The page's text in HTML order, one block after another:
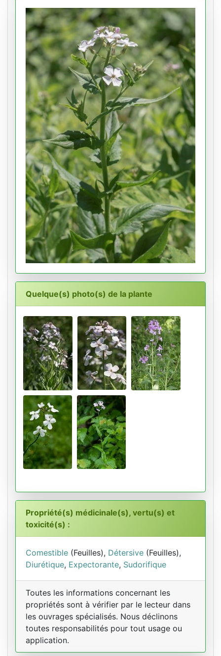
Quelque(s) photo(s) de la plante
Propriété(s) médicinale(s), vertu(s) et
toxicité(s) :
Comestible (Feuilles), Détersive (Feuilles),
Diurétique, Expectorante, Sudorifique
Toutes les informations concernant les
propriétés sont à vérifier par le lecteur dans
les ouvrages spécialisés. Nous déclinons
toutes responsabilités pour tout usage ou
application.